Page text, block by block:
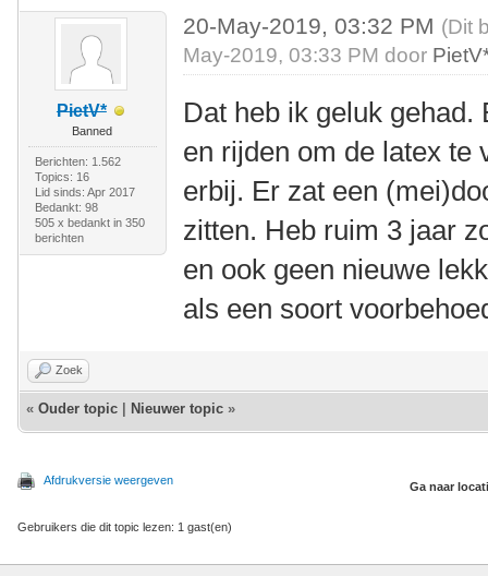
PietV*
Banned
Berichten: 1.562
Topics: 16
Lid sinds: Apr 2017
Bedankt: 98
505 x bedankt in 350
berichten
20-May-2019, 03:32 PM (Dit
May-2019, 03:33 PM door
Dat heb ik geluk
en rijden om de latex te
erbij. Er zat een
zitten. Heb ruim 3 jaar
en ook geen nieuwe
als een soort
Zoek
« Ouder topic Nieuwer topic »
Afdrukversie weergeven Ga naar
Gebruikers die dit topic lezen: 1 gast(en)